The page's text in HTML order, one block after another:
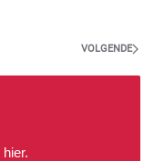
VOLGENDE
hier.